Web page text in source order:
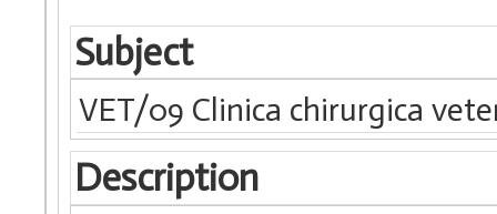
Subject
VET/09 Clinica chirurgica
Description